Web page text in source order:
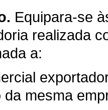
Equipara-se
realizada
a:
da mesma